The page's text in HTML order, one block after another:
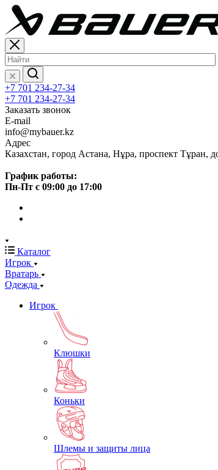
+7 701 234-27-34
+7 701 234-27-34
Заказать звонок
E-mail
info@mybauer.kz
Адрес
Казахстан, город Астана, Нұра, проспект Тұран,
График работы:
Пн-Пт с 09:00 до 17:00
Каталог
Игрок
Вратарь
Одежда
Игрок
Клюшки
Коньки
Шлемы и защиты лица